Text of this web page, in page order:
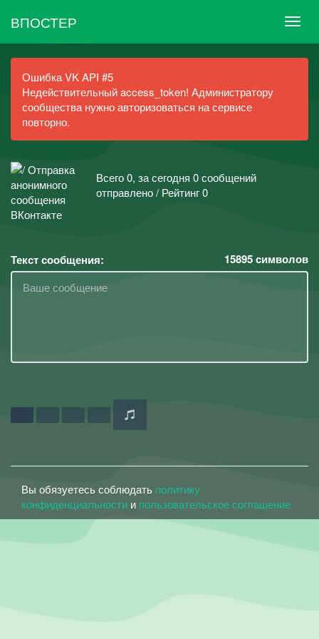
ВПОСТЕР
Ошибка VK API #5
Недействительный access_token! Администратору
сообщества нужно авторизоваться на сервисе
повторно.
Всего 0, за сегодня 0 сообщений
отправлено / Рейтинг 0
Текст сообщения: 15895символов
Вы обязуетесь соблюдать политику
конфиденциальности и пользовательское соглашение